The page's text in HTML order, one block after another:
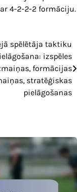
4-2-2-2 formāciju.
spēlētāja taktiku
izspēles
formācijas
stratēģiskas
pielāgošanas